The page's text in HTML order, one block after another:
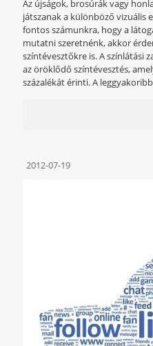
Az újságok, brosúrák vagy
játszanak a különböző vizuális
fontos számunkra, hogy a
mutatni szeretnénk, akkor
színtévesztőkre is. A színlátási
az öröklődő színtévesztés,
százalékát érinti. A
2012-07-19